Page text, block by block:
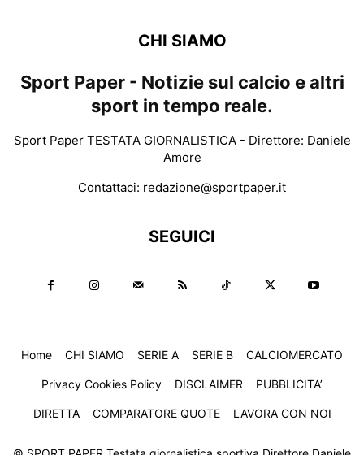
CHI SIAMO
Sport Paper - Notizie sul calcio e altri
sport in tempo reale.
Sport Paper TESTATA GIORNALISTICA - Direttore: Daniele
Amore
Contattaci: redazione@sportpaper.it
SEGUICI
Home CHI SIAMO SERIE A SERIE B CALCIOMERCATO
Privacy Cookies Policy DISCLAIMER PUBBLICITA’
DIRETTA COMPARATORE QUOTE LAVORA CON NOI